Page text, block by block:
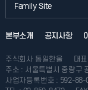
본부소개 공지사항
주식회사 통일한울
대
주소 : 서울특별시 중량구
사업자등록번호 : 592-88-